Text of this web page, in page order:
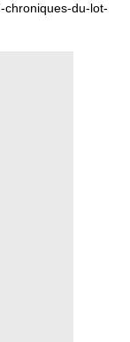
chroniques-du-lot-